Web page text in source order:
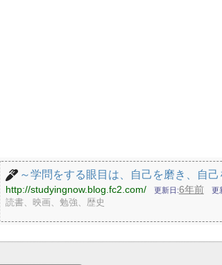
～学問をする眼目は、自己を磨き、自
http://studyingnow.blog.fc2.com/ 更新日 6年前 更
読書、映画、勉強、歴史